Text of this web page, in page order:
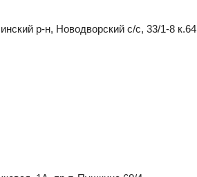
р-н, Новодворский с/с, 33/1-8 к.64